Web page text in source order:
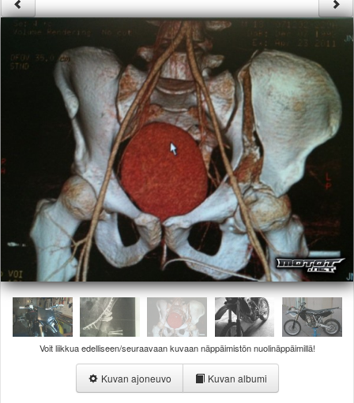
Säännöt ja ohjeet
Uudet ajoneuvot
Uudet kuvat
Uudet videot
Uudet kommentit
MYYDÄÄN
Ajoneuvot
TIETOPANKKI
TAPAHTUMAT
MP15 kuvia
MP14 kuvia
MP13 kuvia
ACS 2015 kuvia
Lisää uusi tapahtuma
UUTISET
Valitse paikkakunta
Helsingin sää
Voit liikkua edelliseen/seuraavaan kuvaan näppäimistön nuolinäppäimillä!
Kuvan ajoneuvo Kuvan albumi